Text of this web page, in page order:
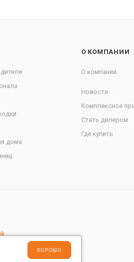
дома
О КОМПАНИИ
О компании
Новости
Комплексное
Стать дилером
Где купить
ХОРОШО